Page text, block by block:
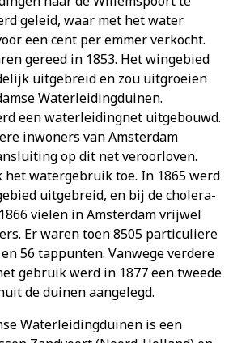
geleid, waar met het water
een cent per emmer verkocht.
gereed in 1853. Het wingebied
uitgebreid en zou uitgroeien
Waterleidingduinen.
een waterleidingnet uitgebouwd.
inwoners van Amsterdam
op dit net veroorloven.
het watergebruik toe. In 1865 werd
uitgebreid, en bij de cholera-
vielen in Amsterdam vrijwel
Er waren toen 8505 particuliere
56 tappunten. Vanwege verdere
gebruik werd in 1877 een tweede
de duinen aangelegd.
Waterleidingduinen is een